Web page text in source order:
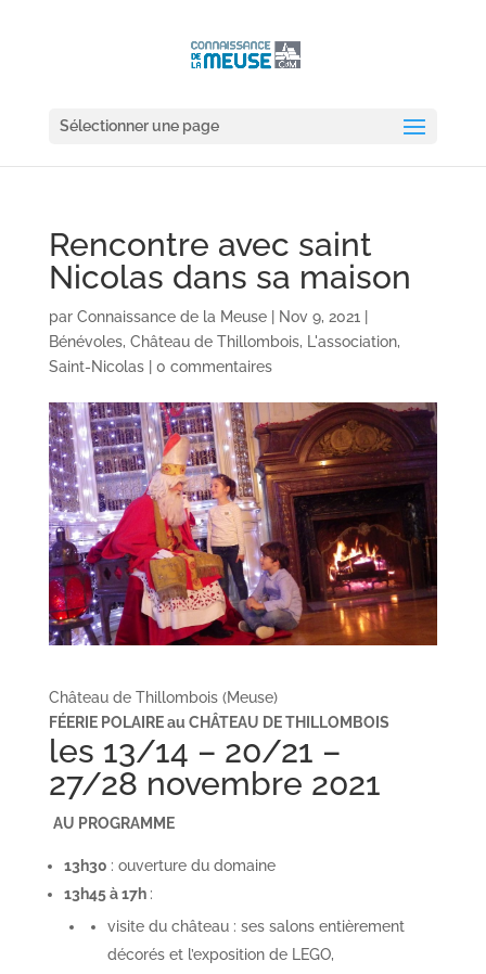
Sélectionner une page
Rencontre avec saint
Nicolas dans sa maison
par Connaissance de la Meuse| Nov 9, 2021
Bénévoles, Château de Thillombois, L'association,
Saint-Nicolas| 0 commentaires
Château de Thillombois (Meuse)
FÉERIE POLAIRE au CHÂTEAU DE THILLOMBOIS
les 13/14 – 20/21 –
27/28 novembre 2021
AU PROGRAMME
13h30 : ouverture du domaine
13h45 à 17h :
visite du château : ses salons entièrement
décorés et l’exposition de LEGO,